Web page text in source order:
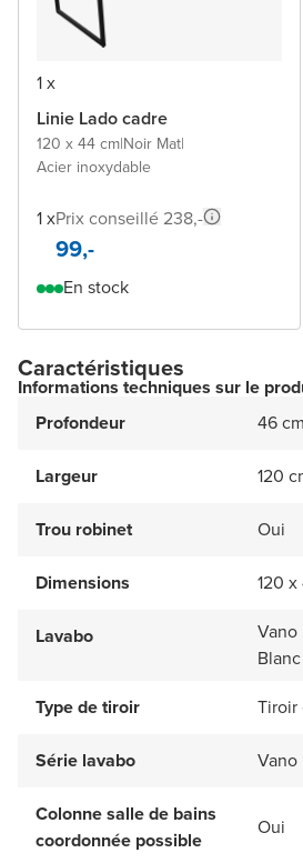
1 x
Linie Lado cadre
120 x 44 cm|Noir Mat|
Acier inoxydable
1 xPrix conseillé 238,-
99,-
En stock
Caractéristiques
Informations techniques sur le
Profondeur
46 cm
Largeur 120
Trou robinet Oui
Dimensions 120
Lavabo
Type de tiroir
Tiroir
Série lavabo Vano
Colonne salle de bains
coordonnée possible
Oui